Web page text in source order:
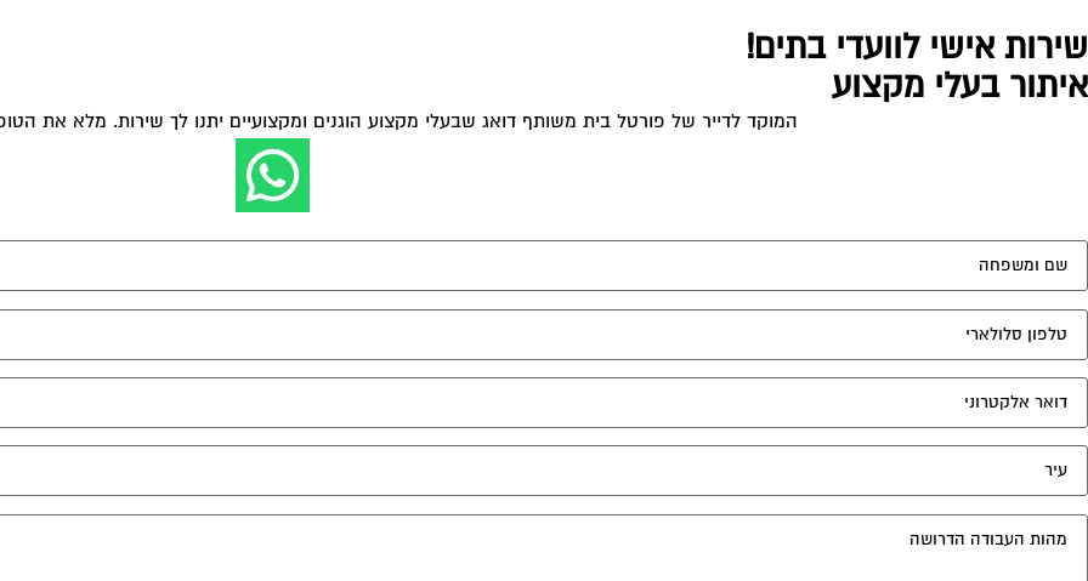
שירות אישי לוועדי בתים!
איתור בעלי מקצוע
המוקד לדייר של פורטל בית משותף דואג שבעלי מקצוע הוגנים ומקצועיים יתנו לך שירות. מלא את